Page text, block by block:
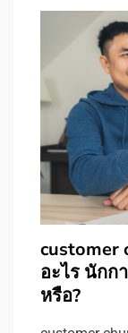
customer
อะไร นักก
หรือ?